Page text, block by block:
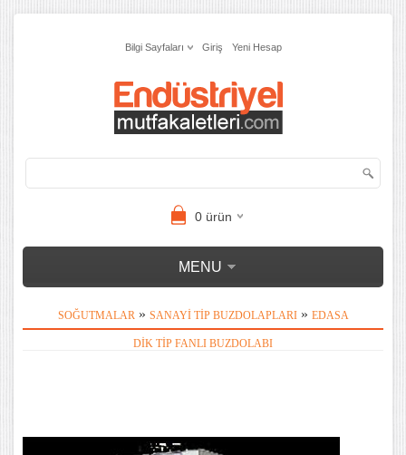
Bilgi Sayfaları Giriş Yeni Hesap
0ürün
MENU
SOĞUTMALAR » SANAYI TIP BUZDOLAPLARI» EDASA
DIK TIP FANLI BUZDOLABI